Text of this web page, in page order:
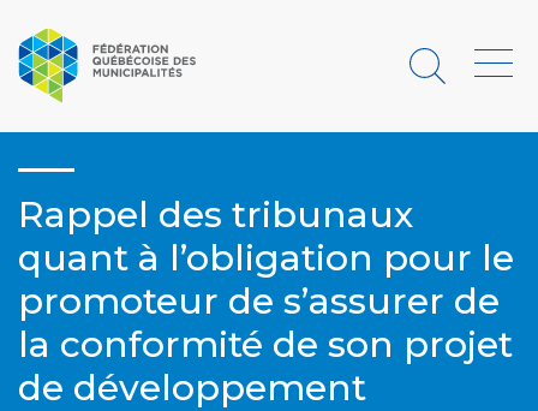
Rechercher
Rappel des tribunaux
quant à l’obligation pour le
promoteur de s’assurer de
la conformité de son projet
de développement